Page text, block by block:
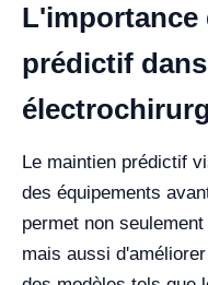
L'importance
prédictif
Le maintien prédictif
des équipements
permet non
mais aussi